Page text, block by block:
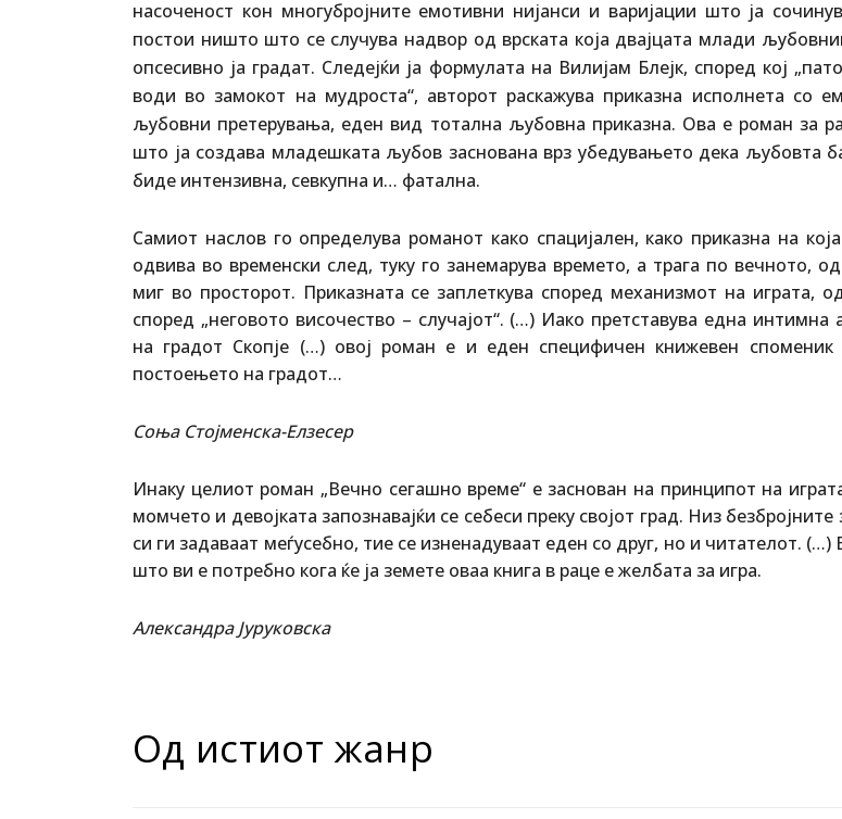
насоченост кон многубројните емотивни нијанси и варијации што ја
постои ништо што се случува надвор од врската која двајцата млади
опсесивно ја градат. Следејќи ја формулата на Вилијам Блејк, според кој
води во замокот на мудроста“, авторот раскажува приказна исполнета со
љубовни претерувања, еден вид тотална љубовна приказна. Ова е роман за
што ја создава младешката љубов заснована врз убедувањето дека љубовта
биде интензивна, севкупна и… фатална.
Самиот наслов го определува романот како спацијален, како приказна на
одвива во временски след, туку го занемарува времето, а трага по вечното,
миг во просторот. Приказната се заплеткува според механизмот на играта,
според „неговото височество – случајот“. (…) Иако претставува една интимна
на градот Скопје (…) овој роман е и еден специфичен книжевен
постоењето на градот…
Соња Стојменска-Елзесер
Инаку целиот роман „Вечно сегашно време“ е заснован на принципот на
момчето и девојката запознавајќи се себеси преку својот град. Низ
си ги задаваат меѓусебно, тие се изненадуваат еден со друг, но и читателот.
што ви е потребно кога ќе ја земете оваа книга в раце е желбата за игра.
Александра Јуруковска
Од истиот жанр